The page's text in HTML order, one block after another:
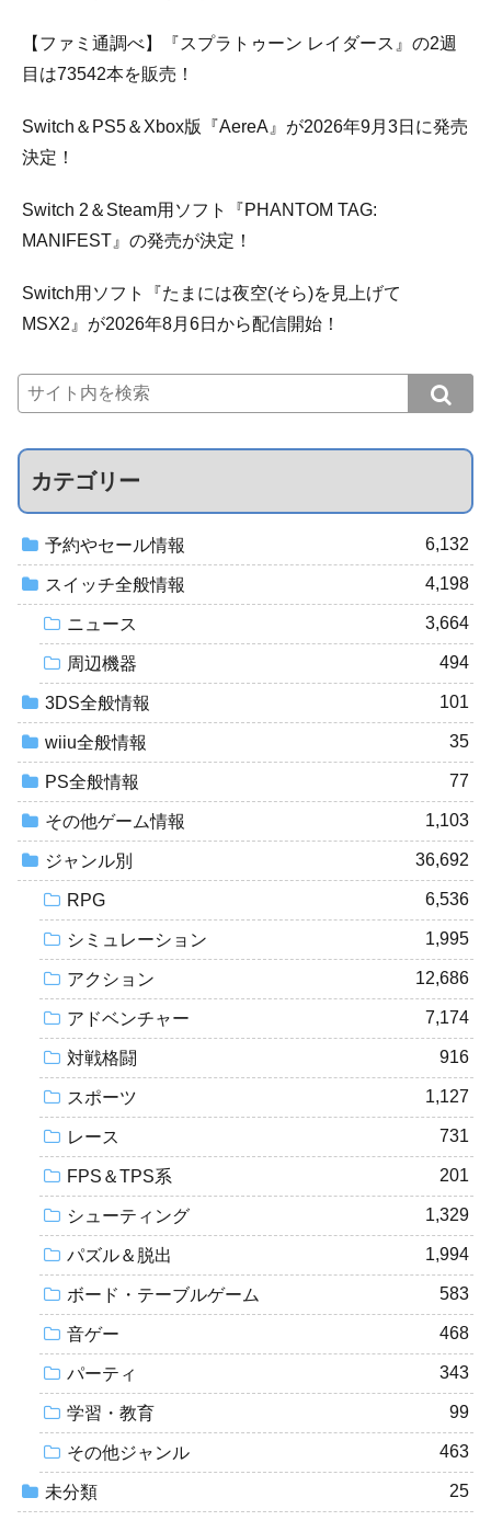
【ファミ通調べ】『スプラトゥーン レイダース』の2週
目は73542本を販売！
Switch＆PS5＆Xbox版『AereA』が2026年9月3日に発売
決定！
Switch 2＆Steam用ソフト『PHANTOM TAG:
MANIFEST』の発売が決定！
Switch用ソフト『たまには夜空(そら)を見上げて
MSX2』が2026年8月6日から配信開始！
カテゴリー
予約やセール情報 6,132
スイッチ全般情報 4,198
ニュース 3,664
周辺機器 494
3DS全般情報 101
wiiu全般情報 35
PS全般情報 77
その他ゲーム情報 1,103
ジャンル別 36,692
RPG 6,536
シミュレーション 1,995
アクション 12,686
アドベンチャー 7,174
対戦格闘 916
スポーツ 1,127
レース 731
FPS＆TPS系 201
シューティング 1,329
パズル＆脱出 1,994
ボード・テーブルゲーム 583
音ゲー 468
パーティ 343
学習・教育 99
その他ジャンル 463
未分類 25